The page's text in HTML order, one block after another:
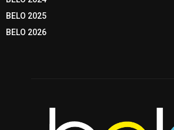
BELO 2025
BELO 2026